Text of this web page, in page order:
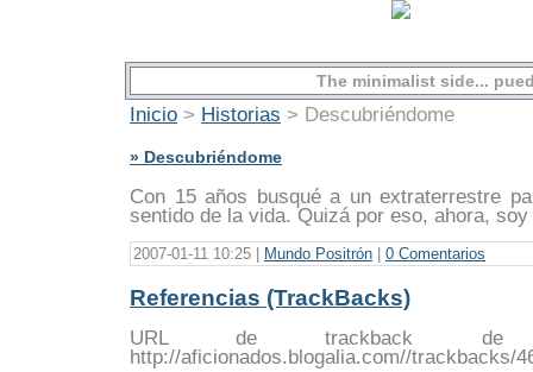
The minimalist side...
Inicio > Historias > Descubriéndome
» Descubriéndome
Con 15 años busqué a un extraterrestre
sentido de la vida. Quizá por eso, ahora,
2007-01-11 10:25 | Mundo Positrón | 0 Comentarios
Referencias (TrackBacks)
URL de trackback de
http://aficionados.blogalia.com//trackbacks/